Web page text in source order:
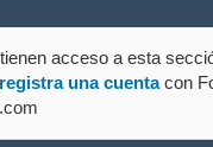
acceso a esta
registra una cuentacon